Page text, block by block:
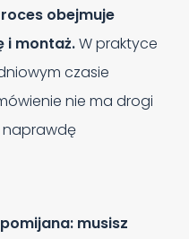
obejmuje
i montaż.W praktyce
czasie
nie ma drogi
naprawdę
musisz